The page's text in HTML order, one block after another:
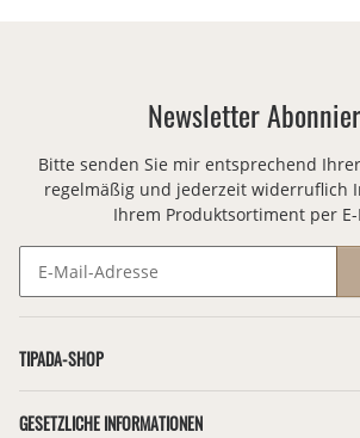
Newsletter
Bitte senden Sie mir entsprechend Ihrer
regelmäßig und jederzeit widerruflich
Ihrem Produktsortiment per
TIPADA-SHOP
GESETZLICHE INFORMATIONEN